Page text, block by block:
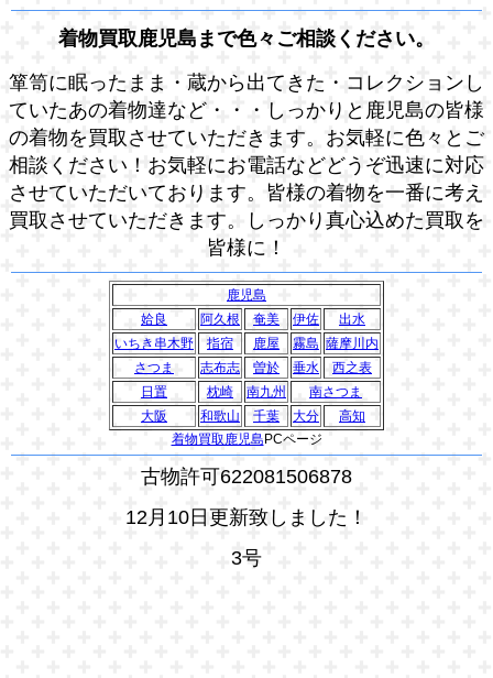
着物買取鹿児島まで色々ご相談ください。
箪笥に眠ったまま・蔵から出てきた・コレクションし
ていたあの着物達など・・・しっかりと鹿児島の皆様
の着物を買取させていただきます。お気軽に色々とご
相談ください！お気軽にお電話などどうぞ迅速に対応
させていただいております。皆様の着物を一番に考え
買取させていただきます。しっかり真心込めた買取を
皆様に！
鹿児島
姶良
阿久根 奄美 伊佐
出水
いちき串木野
指宿 鹿屋 霧島 薩摩川内
さつま
志布志 曽於 垂水
西之表
日置
枕崎 南九州
南さつま
大阪
和歌山 千葉 大分
高知
着物買取鹿児島 PCページ
古物許可622081506878
12月10日更新致しました！
3号